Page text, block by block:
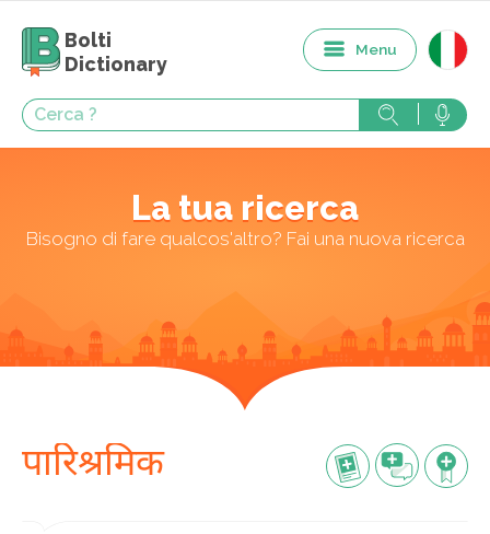
Bolti
Dictionary
Menu
La tua ricerca
Bisogno di fare qualcos'altro? Fai una nuova ricerca
पारिश्रमिक